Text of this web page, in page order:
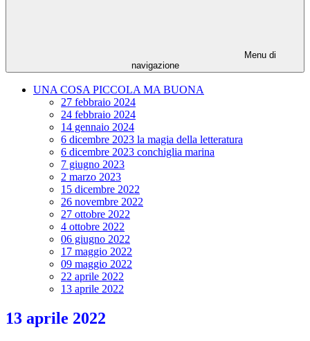
Menu di
navigazione
UNA COSA PICCOLA MA BUONA
27 febbraio 2024
24 febbraio 2024
14 gennaio 2024
6 dicembre 2023 la magia della letteratura
6 dicembre 2023 conchiglia marina
7 giugno 2023
2 marzo 2023
15 dicembre 2022
26 novembre 2022
27 ottobre 2022
4 ottobre 2022
06 giugno 2022
17 maggio 2022
09 maggio 2022
22 aprile 2022
13 aprile 2022
13 aprile 2022